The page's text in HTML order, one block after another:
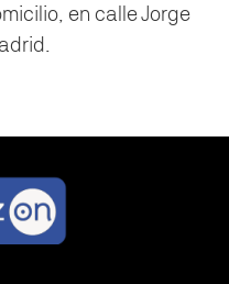
en calle Jorge